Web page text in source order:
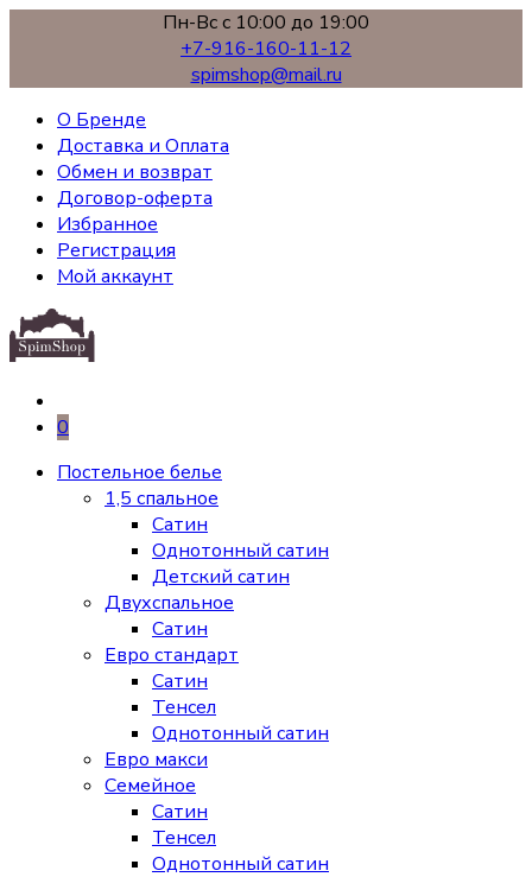
Пн-Вс с 10:00 до 19:00
+7-916-160-11-12
spimshop@mail.ru
О Бренде
Доставка и Оплата
Обмен и возврат
Договор-оферта
Избранное
Регистрация
Мой аккаунт
0
Постельное белье
1,5 спальное
Сатин
Однотонный сатин
Детский сатин
Двухспальное
Сатин
Евро стандарт
Сатин
Тенсел
Однотонный сатин
Евро макси
Семейное
Сатин
Тенсел
Однотонный сатин